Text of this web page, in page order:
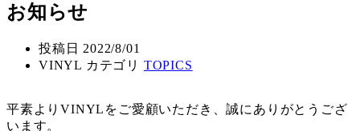
お知らせ
投稿日 2022/8/01
VINYL カテゴリ TOPICS
平素よりVINYLをご愛顧いただき、誠にありがとうござ
います。